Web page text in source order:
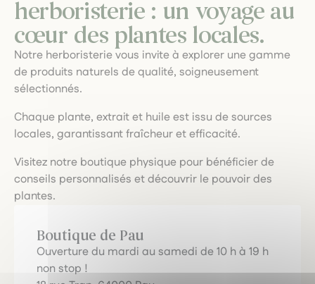
herboristerie : un voyage au
cœur des plantes locales.
Notre herboristerie vous invite à explorer une gamme
de produits naturels de qualité, soigneusement
sélectionnés.
Chaque plante, extrait et huile est issu de sources
locales, garantissant fraîcheur et efficacité.
Visitez notre boutique physique pour bénéficier de
conseils personnalisés et découvrir le pouvoir des
plantes.
Boutique de Pau
Ouverture du mardi au samedi de 10 h à 19 h
non stop !